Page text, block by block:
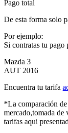
Pago total
De esta forma solo
Por ejemplo:
Si contratas tu
Mazda 3
AUT 2016
Encuentra tu tarifa
*La comparación
mercado,tomada de
tarifas aqui